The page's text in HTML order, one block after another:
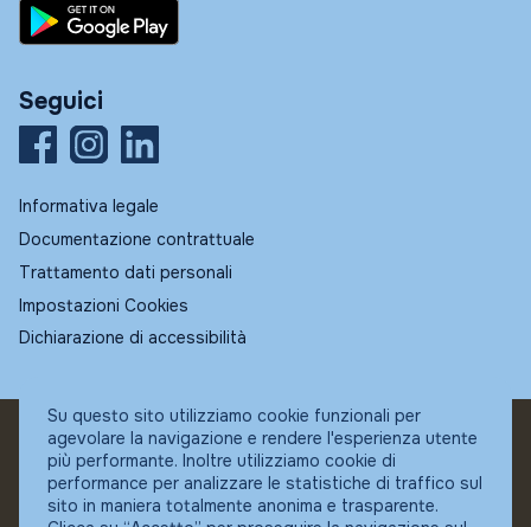
Seguici
Informativa legale
Documentazione contrattuale
Trattamento dati personali
Impostazioni Cookies
Dichiarazione di accessibilità
© Fundstore
Collocatore autorizzato:
Banca Ifigest SpA
P.Iva: 04337180485
Su questo sito utilizziamo cookie funzionali per
agevolare la navigazione e rendere l'esperienza utente
più performante. Inoltre utilizziamo cookie di
performance per analizzare le statistiche di traffico sul
sito in maniera totalmente anonima e trasparente.